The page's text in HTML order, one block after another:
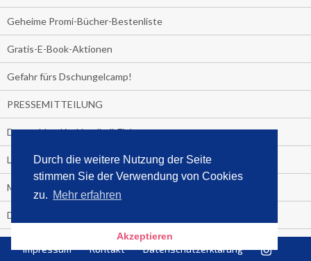
Durch die weitere Nutzung der Seite
stimmen Sie der Verwendung von Cookies
zu. Mehr erfahren
Akzeptieren
Geheime Promi-Bücher-Bestenliste
Gratis-E-Book-Aktionen
Gefahr fürs Dschungelcamp!
PRESSEMITTEILUNG
Deutschland im Handball-Fieber
Libri und Media Control verlängern Vertrag langfristig
Medienquiz:
Deutschlands Jahrescharts 2018
Die TV-Quotenkönige 2018
Impressum Kontakt Datenschutzerklärung